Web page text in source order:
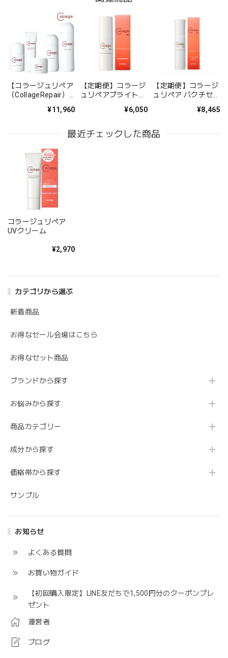
カテゴリから選ぶ
新着商品
お得なセール会場はこちら
お得なセット商品
ブランドから探す
お悩みから探す
商品カテゴリー
成分から探す
価格帯から探す
サンプル
お知らせ
よくある質問
お買い物ガイド
【初回購入限定】LINE友だちで1,500円分のクーポンプレ
ゼント
運営者
ブログ
【コラージュリペア
（CollageRepair）
¥11,960
【定期便】コラージ
ュリペアブライトエ
¥6,050
【定期便】コラージ
ュリペア バクチセラ
¥8,465
最近チェックした商品
コラージュリペア
UVクリーム
¥2,970